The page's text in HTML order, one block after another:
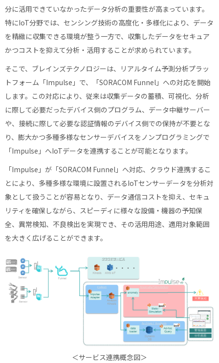
分に活用できていなかったデータ分析の重要性が高まっています。
特にIoT分野では、センシング技術の高度化・多様化により、データ
を精緻に収集できる環境が整う一方で、収集したデータをセキュア
かつコストを抑えて分析・活用することが求められています。
そこで、ブレインズテクノロジーは、リアルタイム予測分析プラッ
トフォーム「Impulse」で、「SORACOM Funnel」への対応を開始
します。この対応により、従来は収集データの蓄積、可視化、分析
に際して必要だったデバイス側のプログラム、データ中継サーバー
や、接続に際して必要な認証情報のデバイス側での保持が不要とな
り、膨大かつ多種多様なセンサーデバイスをノンプログラミングで
「Impulse」へIoTデータを連携することが可能となります。
「Impulse」が「SORACOM Funnel」へ対応、クラウド連携するこ
とにより、多種多様な環境に設置されるIoTセンサーデータを分析対
象として扱うことが容易となり、データ通信コストを抑え、セキュ
リティを確保しながら、スピーディに様々な設備・機器の予知保
全、異常検知、不良検出を実現でき、その活用用途、適用対象範囲
を大きく広げることができます。
＜サービス連携概念図＞